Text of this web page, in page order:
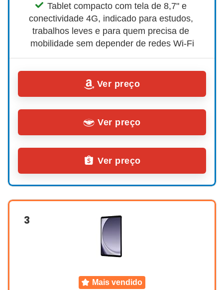
Tablet compacto com tela de 8,7" e
conectividade 4G, indicado para estudos,
trabalhos leves e para quem precisa de
mobilidade sem depender de redes Wi-Fi
Ver preço
Ver preço
Ver preço
3
mais vendido